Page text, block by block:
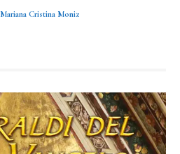
Mariana Cristina Moniz